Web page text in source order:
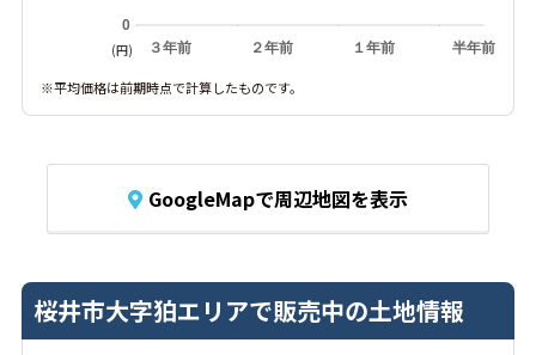
３年前 ２年前 １年前 半年前
0
(円)
※平均価格は前期時点で計算したものです。
GoogleMapで周辺地図を表示
桜井市大字狛エリアで販売中の土地情報